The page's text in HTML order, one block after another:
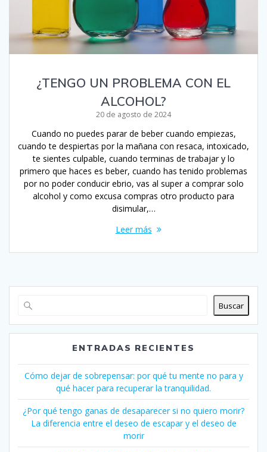
¿TENGO UN PROBLEMA CON EL
ALCOHOL?
20 de agosto de 2024
Cuando no puedes parar de beber cuando empiezas,
cuando te despiertas por la mañana con resaca, intoxicado,
te sientes culpable, cuando terminas de trabajar y lo
primero que haces es beber, cuando has tenido problemas
por no poder conducir ebrio, vas al super a comprar solo
alcohol y como excusa compras otro producto para
disimular,…
Leer más
Buscar
ENTRADAS RECIENTES
Cómo dejar de sobrepensar: por qué tu mente no para y
qué hacer para recuperar la tranquilidad.
¿Por qué tengo ganas de desaparecer si no quiero morir?
La diferencia entre el deseo de escapar y el deseo de
morir